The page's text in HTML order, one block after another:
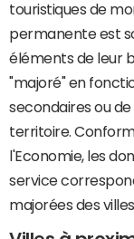
touristiques de
permanente est
éléments de leur
"majoré" en
secondaires ou
territoire.
l'Economie, les
service
majorées des